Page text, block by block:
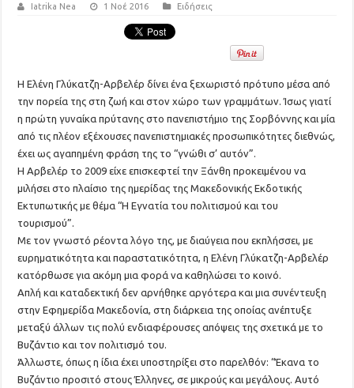
Iatrika Nea 1 Νοέ 2016 Ειδήσεις
Η Ελένη Γλύκατζη-Αρβελέρ δίνει ένα ξεχωριστό πρότυπο μέσα από
την πορεία της στη ζωή και στον χώρο των γραμμάτων. Ίσως γιατί
η πρώτη γυναίκα πρύτανης στο πανεπιστήμιο της Σορβόννης και μία
από τις πλέον εξέχουσες πανεπιστημιακές προσωπικότητες διεθνώς,
έχει ως αγαπημένη φράση της το “γνώθι σ’ αυτόν”.
Η Αρβελέρ το 2009 είχε επισκεφτεί την Ξάνθη προκειμένου να
μιλήσει στο πλαίσιο της ημερίδας της Μακεδονικής Εκδοτικής
Εκτυπωτικής με θέμα “Η Εγνατία του πολιτισμού και του
τουρισμού”.
Με τον γνωστό ρέοντα λόγο της, με διαύγεια που εκπλήσσει, με
ευρηματικότητα και παραστατικότητα, η Ελένη Γλύκατζη-Αρβελέρ
κατόρθωσε για ακόμη μια φορά να καθηλώσει το κοινό.
Απλή και καταδεκτική δεν αρνήθηκε αργότερα και μια συνέντευξη
στην Εφημερίδα Μακεδονία, στη διάρκεια της οποίας ανέπτυξε
μεταξύ άλλων τις πολύ ενδιαφέρουσες απόψεις της σχετικά με το
Βυζάντιο και τον πολιτισμό του.
Άλλωστε, όπως η ίδια έχει υποστηρίξει στο παρελθόν: “Έκανα το
Βυζάντιο προσιτό στους Έλληνες, σε μικρούς και μεγάλους. Αυτό